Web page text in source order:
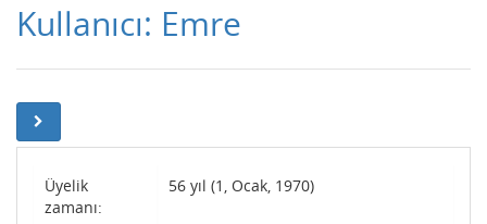
Kullanıcı: Emre
Üyelik
zamanı:
56 yıl (1, Ocak, 1970)